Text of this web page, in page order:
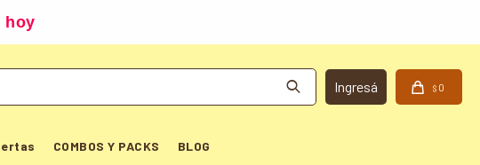
hoy
COMBOS Y PACKS BLOG
$ 0